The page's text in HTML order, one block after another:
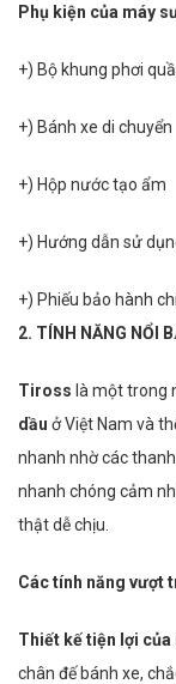
Phụ kiện của máy
+) Bộ khung phơi
+) Bánh xe di chuyển
+) Hộp nước tạo ẩm
+) Hướng dẫn sử
+) Phiếu bảo hành
2. TÍNH NĂNG NỔI
Tiross là một trong
dầu ở Việt Nam và
nhanh nhờ các
nhanh chóng cảm
thật dễ chịu.
Các tính năng vượt
Thiết kế tiện lợi
chân đế bánh xe,